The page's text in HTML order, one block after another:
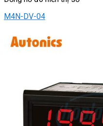
M4N-DV-04